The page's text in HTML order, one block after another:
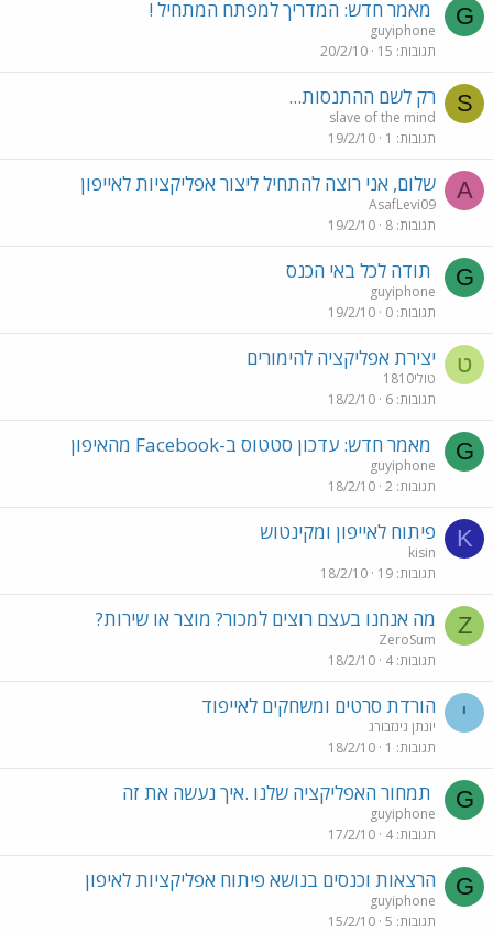
G מאמר חדש: המדריך למפתח המתחיל !
guyiphone
תגובות 15
20/2/10
S רק לשם ההתנסות...
slave of the mind
תגובות 1
19/2/10
A שלום, אני רוצה להתחיל ליצור אפליקציות לאייפון
AsafLevi09
תגובות 8
19/2/10
G תודה לכל באי הכנס
guyiphone
תגובות 0
19/2/10
ט יצירת אפליקציה להימורים
טולי1810
תגובות 6
18/2/10
G מאמר חדש: עדכון סטטוס ב-Facebook מהאיפון
guyiphone
תגובות 2
18/2/10
K פיתוח לאייפון ומקינטוש
kisin
תגובות 19
18/2/10
Z מה אנחנו בעצם רוצים למכור? מוצר או שירות?
ZeroSum
תגובות 4
18/2/10
י הורדת סרטים ומשחקים לאייפוד
יונתן גינזבורג
תגובות 1
18/2/10
G תמחור האפליקציה שלנו .איך נעשה את זה
guyiphone
תגובות 4
17/2/10
G הרצאות וכנסים בנושא פיתוח אפליקציות לאיפון
guyiphone
תגובות 5
15/2/10